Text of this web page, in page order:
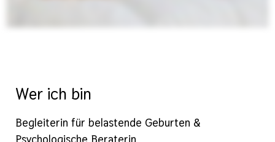
Wer ich bin
Begleiterin für belastende Geburten &